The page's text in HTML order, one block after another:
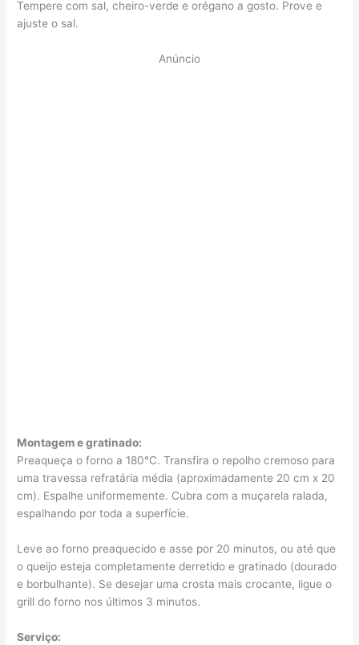
Tempere com sal, cheiro-verde e orégano a gosto. Prove e
ajuste o sal.
Anúncio
Montagem e gratinado:
Preaqueça o forno a 180°C. Transfira o repolho cremoso para
uma travessa refratária média (aproximadamente 20 cm x 20
cm). Espalhe uniformemente. Cubra com a muçarela ralada,
espalhando por toda a superfície.
Leve ao forno preaquecido e asse por 20 minutos, ou até que
o queijo esteja completamente derretido e gratinado (dourado
e borbulhante). Se desejar uma crosta mais crocante, ligue o
grill do forno nos últimos 3 minutos.
Serviço: